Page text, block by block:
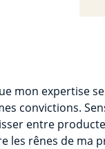
mon expertise
convictions.
entre
les rênes de ma